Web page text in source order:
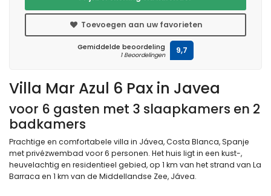
Villa Mar Azul 6 Pax in Javea
voor 6 gasten met 3 slaapkamers en 2
badkamers
Prachtige en comfortabele villa in Jávea, Costa Blanca, Spanje
met privézwembad voor 6 personen. Het huis ligt in een kust-,
heuvelachtig en residentieel gebied, op 1 km van het strand van La
Barraca en 1 km van de Middellandse Zee, Jávea.
Toevoegen aan uw favorieten
Gemiddelde beoordeling
1 Beoordelingen 9,7